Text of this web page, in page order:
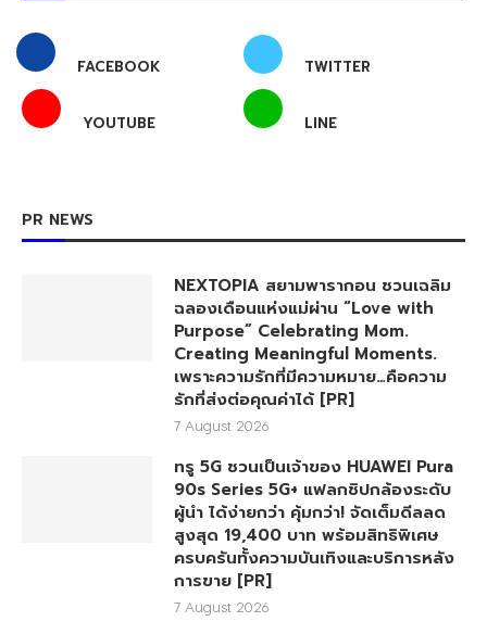
FACEBOOK TWITTER
YOUTUBE LINE
PR NEWS
NEXTOPIA สยามพารากอน ชวนเฉลิม
ฉลองเดือนแห่งแม่ผ่าน “Love with
Purpose” Celebrating Mom.
Creating Meaningful Moments.
เพราะความรักที่มีความหมาย…คือความ
รักที่ส่งต่อคุณค่าได้ [PR]
7 August 2026
ทรู 5G ชวนเป็นเจ้าของ HUAWEI Pura
90s Series 5G+ แฟลกชิปกล้องระดับ
ผู้นำ ได้ง่ายกว่า คุ้มกว่า! จัดเต็มดีลลด
สูงสุด 19,400 บาท พร้อมสิทธิพิเศษ
ครบครันทั้งความบันเทิงและบริการหลัง
การขาย [PR]
7 August 2026